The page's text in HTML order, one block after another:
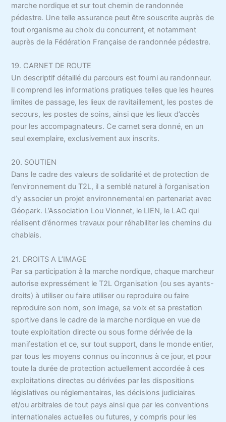
marche nordique et sur tout chemin de randonnée
pédestre. Une telle assurance peut être souscrite auprès de
tout organisme au choix du concurrent, et notamment
auprès de la Fédération Française de randonnée pédestre.
19. CARNET DE ROUTE
Un descriptif détaillé du parcours est fourni au randonneur.
Il comprend les informations pratiques telles que les heures
limites de passage, les lieux de ravitaillement, les postes de
secours, les postes de soins, ainsi que les lieux d’accès
pour les accompagnateurs. Ce carnet sera donné, en un
seul exemplaire, exclusivement aux inscrits.
20. SOUTIEN
Dans le cadre des valeurs de solidarité et de protection de
l’environnement du T2L, il a semblé naturel à l’organisation
d’y associer un projet environnemental en partenariat avec
Géopark. L’Association Lou Vionnet, le LIEN, le LAC qui
réalisent d’énormes travaux pour réhabiliter les chemins du
chablais.
21. DROITS A L’IMAGE
Par sa participation à la marche nordique, chaque marcheur
autorise expressément le T2L Organisation (ou ses ayants-
droits) à utiliser ou faire utiliser ou reproduire ou faire
reproduire son nom, son image, sa voix et sa prestation
sportive dans le cadre de la marche nordique en vue de
toute exploitation directe ou sous forme dérivée de la
manifestation et ce, sur tout support, dans le monde entier,
par tous les moyens connus ou inconnus à ce jour, et pour
toute la durée de protection actuellement accordée à ces
exploitations directes ou dérivées par les dispositions
législatives ou réglementaires, les décisions judiciaires
et/ou arbitrales de tout pays ainsi que par les conventions
internationales actuelles ou futures, y compris pour les